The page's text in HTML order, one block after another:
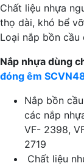
Chất liệu nhựa
thọ dài, khó bể vỡ
Loại nắp bồn
Nắp nhựa dùng
đóng êm
Nắp bồn
các nắp
VF- 2398,
2719
Chất liệu